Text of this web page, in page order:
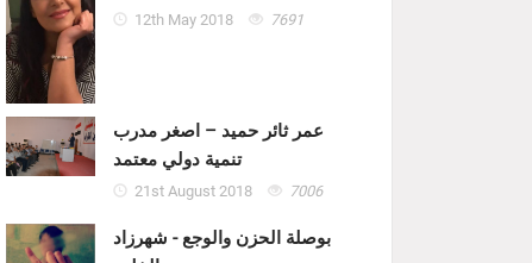
12th May 2018 7691
عمر ثائر حميد – اصغر مدرب
تنمية دولي معتمد
21st August 2018 7006
بوصلة الحزن والوجع - شهرزاد